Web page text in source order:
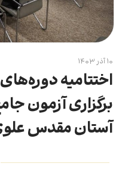
۱۰ آذر ۱۴۰۳
اختتامیه
برگزاری آزمون
آستان مقدس